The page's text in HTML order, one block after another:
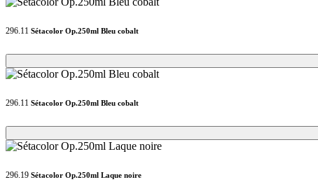
296.11 Sétacolor Op.250ml Bleu cobalt
Loading...
Loading...
296.11 Sétacolor Op.250ml Bleu cobalt
Loading...
Loading...
296.19 Sétacolor Op.250ml Laque noire